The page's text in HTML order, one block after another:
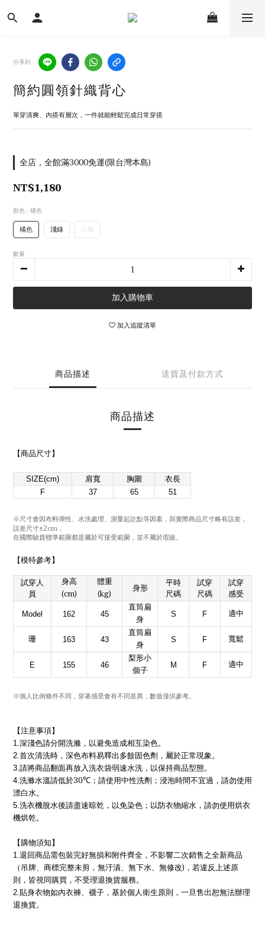
分享到
簡約圓領針織背心
單穿清爽、內搭有層次，一件就能輕鬆完成日常穿搭
全店，全館滿3000免運(限台灣本島)
NT$1,180
顏色: 橘色
橘色 淺綠
數量
加入購物車
加入追蹤清單
商品描述 送貨及付款方式
商品描述
【商品尺寸】
SIZE(cm) 肩寬 胸圍
衣長
F
37 65 51
※尺寸會因布料彈性、水洗處理、測量起訖點等因素， 與實際商品尺寸略有誤差，
誤差尺寸±2cm ，
在國際驗貨標準範圍都是屬於可接受範圍，並不屬於瑕疵。
【模特參考】
試穿人
員
身高
(cm)
體重
(kg) 身形
平時
尺碼
試穿
尺碼
試穿
感受
Model 162 45
直筒扁
身
S F 適中
珊 163 43
直筒扁
身
S F 寬鬆
E 155 46
梨形小
個子
M F 適中
※個人比例條件不同 ， 穿著感受會有不同差異 ， 數值僅供參考
【注意事項】
1. 深淺色請分開洗滌，以避免造成相互染色。
2. 首次清洗時，深色布料易釋出多餘固色劑，屬於正常現象。
3. 請將商品翻面再放入洗衣袋弱速水洗，以保持商品型態。
4. 洗滌水溫請低於30℃ ；請使用中性洗劑；浸泡時間不宜過，請勿使用
漂白水。
5. 洗衣機脫水後請盡速晾乾，以免染色；以防衣物縮水，請勿使用烘衣
機烘乾。
【購物須知】
1. 退回商品需包裝完好無損和附件齊全，不影響二次銷售之全新商品
（吊牌、商標完整未剪，無汙漬、無下水、無修改) ，若違反上述原
則，皆視同購買，不受理退換貨服務。
2. 貼身衣物如內衣褲、襪子，基於個人衛生原則，一旦售出恕無法辦理
退換貨。